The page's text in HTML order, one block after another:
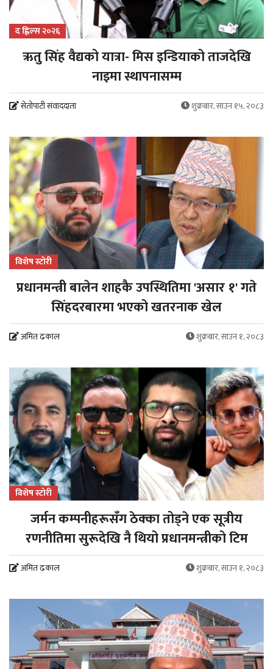
द ह्लिल्स २०२६
ऋतु सिंह वैद्यको यात्रा- मिस इन्डियाको ताजदेखि
नाइमा स्थापनासम्म
सेतोपाटी संवाददाता शुक्रबार, साउन १५, २०८३
विशेष स्टोरी
प्रधानमन्त्री बालेन शाहकै उपस्थितिमा 'असार १' गते
सिंहदरबारमा भएको खतरनाक खेल
अमित ढकाल शुक्रबार, साउन १, २०८३
विशेष स्टोरी
जर्मन कम्पनीहरूसँग ठेक्का तोड्ने एक सूत्रीय
रणनीतिमा सुरूदेखि नै थियो प्रधानमन्त्रीको टिम
अमित ढकाल शुक्रबार, साउन १, २०८३